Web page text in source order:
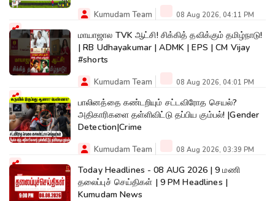
Kumudam Team 08 Aug 2026, 04:11 PM
மாயாஜால TVK ஆட்சி! சிக்கித் தவிக்கும் தமிழ்நாடு!
| RB Udhayakumar | ADMK | EPS | CM Vijay
#shorts
Kumudam Team 08 Aug 2026, 04:01 PM
பாலினத்தை கண்டறியும் சட்டவிரோத செயல்?
அதிகாரிகளை தள்ளிவிட்டு தப்பிய கும்பல்! |Gender
Detection|Crime
Kumudam Team 08 Aug 2026, 03:39 PM
Today Headlines - 08 AUG 2026 | 9 மணி
தலைப்புச் செய்திகள் | 9 PM Headlines |
Kumudam News